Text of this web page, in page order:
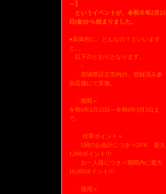
～】
というイベントが、令和６年2月23
日(金)から始まりました。
●具体的に、どんなの？といいます
と…
以下のとおりとなります。
↓
・茨城県日立市内の、登録済み参
加店舗にて実施。
・期間＝
令和6年2月23日～令和6年3月3日ま
で。
・付帯ポイント＝
1回のお会計につき⇒20％ 最大
1,000ポイント!!!
お一人様につき⇒期間内に最大
10,000ポイント!!!
・適用＝